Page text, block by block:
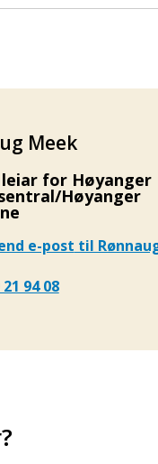
Meek
for Høyanger
Høyanger
e-post til
21 94 08